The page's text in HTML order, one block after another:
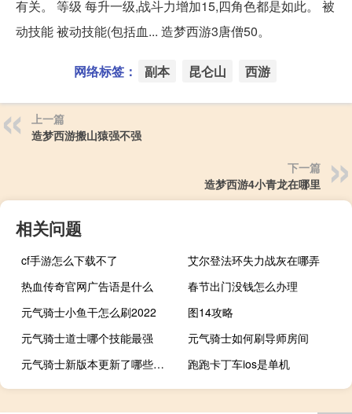
有关。 等级 每升一级,战斗力增加15,四角色都是如此。 被
动技能 被动技能(包括血... 造梦西游3唐僧50。
网络标签： 副本 昆仑山 西游
上一篇
造梦西游搬山猿强不强
下一篇
造梦西游4小青龙在哪里
相关问题
cf手游怎么下载不了
艾尔登法环失力战灰在哪弄
热血传奇官网广告语是什么
春节出门没钱怎么办理
元气骑士小鱼干怎么刷2022
图14攻略
元气骑士道士哪个技能最强
元气骑士如何刷导师房间
元气骑士新版本更新了哪些武器
跑跑卡丁车ios是单机